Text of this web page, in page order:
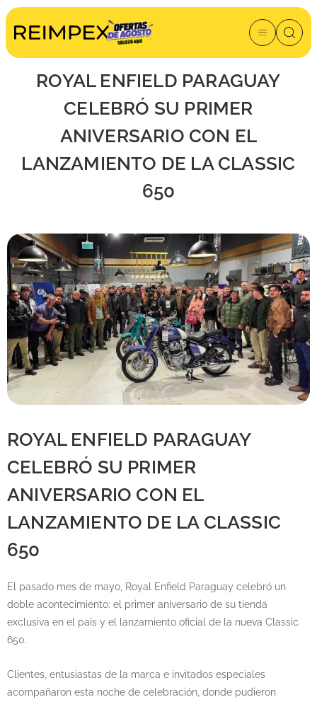
ROYAL ENFIELD PARAGUAY
CELEBRÓ SU PRIMER
ANIVERSARIO CON EL
LANZAMIENTO DE LA CLASSIC
650
ROYAL ENFIELD PARAGUAY
CELEBRÓ SU PRIMER
ANIVERSARIO CON EL
LANZAMIENTO DE LA CLASSIC
650
El pasado mes de mayo, Royal Enfield Paraguay celebró un
doble acontecimiento: el primer aniversario de su tienda
exclusiva en el país y el lanzamiento oficial de la nueva Classic
650.
Clientes, entusiastas de la marca e invitados especiales
acompañaron esta noche de celebración, donde pudieron